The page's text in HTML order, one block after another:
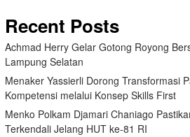
Recent Posts
Achmad Herry Gelar Gotong Royong
Lampung Selatan
Menaker Yassierli Dorong Transformasi
Kompetensi melalui Konsep Skills First
Menko Polkam Djamari Chaniago
Terkendali Jelang HUT ke-81 RI